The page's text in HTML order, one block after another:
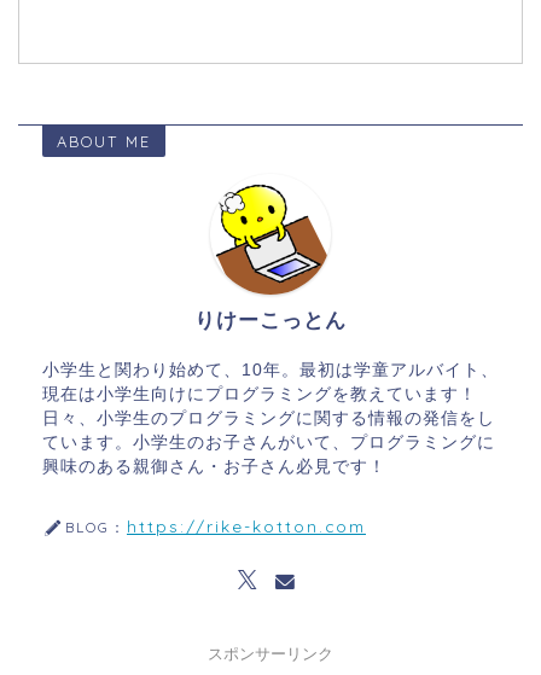
ABOUT ME
りけーこっとん
小学生と関わり始めて、10年。最初は学童アルバイト、
現在は小学生向けにプログラミングを教えています！
日々、小学生のプログラミングに関する情報の発信をし
ています。小学生のお子さんがいて、プログラミングに
興味のある親御さん・お子さん必見です！
BLOG： https://rike-kotton.com
スポンサーリンク